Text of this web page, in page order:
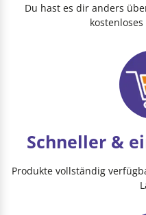
Du hast es dir anders
Schneller &
Produkte vollständig